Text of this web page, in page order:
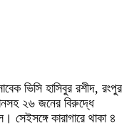
ভিসি হাসিবুর রশীদ, রংপুর
২৬ জনের বিরুদ্ধে
সেইসঙ্গে কারাগারে থাকা ৪